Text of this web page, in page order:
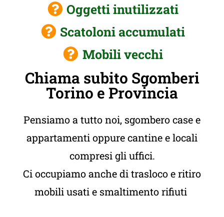
Oggetti inutilizzati
Scatoloni accumulati
Mobili vecchi
Chiama subito Sgomberi
Torino e Provincia
Pensiamo a tutto noi, sgombero case e
appartamenti oppure cantine e locali
compresi gli uffici.
Ci occupiamo anche di trasloco e ritiro
mobili usati e smaltimento rifiuti